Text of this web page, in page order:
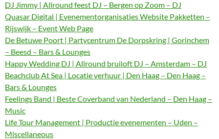
DJ Jimmy | Allround feest DJ – Bergen op Zoom – DJ
Quasar Digital | Evenementorganisaties Website Pakketten –
Rijswijk – Event Web Page
De Betuwe Poort | Partycentrum De Dorpskring | Gorinchem
– Beesd – Bars & Lounges
Happy Wedding DJ | Allround bruiloft DJ – Amsterdam – DJ
Beachclub At Sea | Locatie verhuur | Den Haag – Den Haag –
Bars & Lounges
Feelings Band | Beste Coverband van Nederland – Den Haag –
Music
Life Tour Management | Productie evenementen – Uden –
Miscellaneous